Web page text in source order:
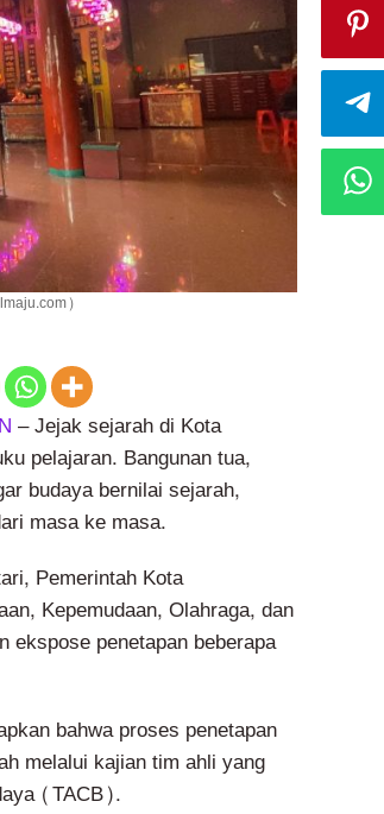
– Jejak sejarah di Kota
pelajaran. Bangunan tua,
budaya bernilai sejarah,
masa ke masa.
Pemerintah Kota
Kepemudaan, Olahraga, dan
ekspose penetapan beberapa
bahwa proses penetapan
melalui kajian tim ahli yang
(TACB).